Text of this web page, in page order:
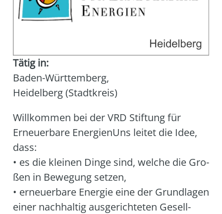
Will­kom­men bei der VRD Stif­tung für
Erneu­er­ba­re Ener­gien­Uns lei­tet die Idee,
dass:
• es die klei­nen Din­ge sind, wel­che die Gro­
ßen in Bewe­gung set­zen,
• erneu­er­ba­re Ener­gie eine der Grund­la­gen
einer nach­hal­tig aus­ge­rich­te­ten Gesell­
Tätig in:
Baden-Württemberg,
Heidelberg (Stadtkreis)